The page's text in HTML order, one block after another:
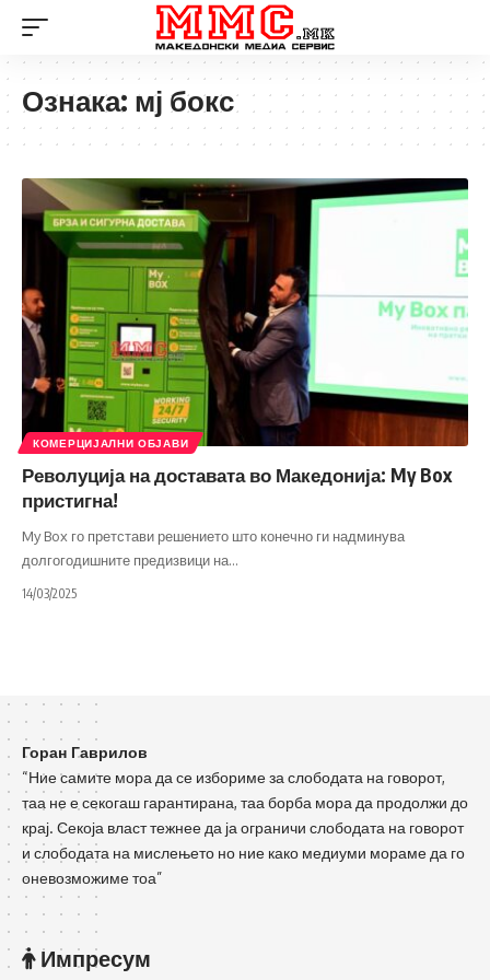
Ознака: мј бокс
КОМЕРЦИЈАЛНИ ОБЈАВИ
Револуција на доставата во Македонија: My Box
пристигна!
My Box го претстави решението што конечно ги надминува
долгогодишните предизвици на…
14/03/2025
Горан Гаврилов
“Ние самите мора да се избориме за слободата на говорот,
таа не е секогаш гарантирана, таа борба мора да продолжи до
крај. Секоја власт тежнее да ја ограничи слободата на говорот
и слободата на мислењето но ние како медиуми мораме да го
оневозможиме тоа”
Импресум